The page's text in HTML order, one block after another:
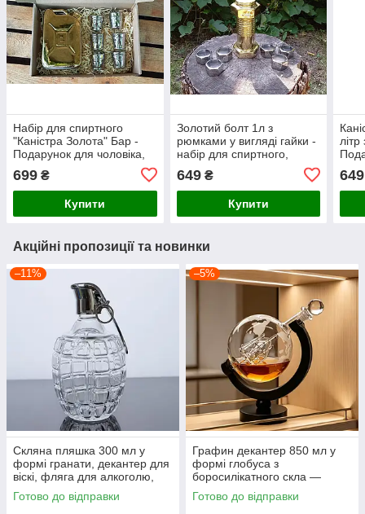
Набір для спиртного
"Каністра Золота" Бар -
Подарунок для чоловіка,
699 ₴
Купити
Золотий болт 1л з
рюмками у вигляді гайки -
набір для спиртного,
подарунок для чоловіків
649₴
Купити
649
Акційні пропозиції та новинки
–11%
Скляна пляшка 300 мл у
формі гранати, декантер для
віскі, фляга для алкоголю,
віскі, горілки, бренді, вина,
подарунок для чоловіка
Готово до відправки
–5%
Графин декантер 850 мл у
формі глобуса з
боросилікатного скла —
пляшка для вина, віскі та
горілки багаторазова, з
Готово до відправки